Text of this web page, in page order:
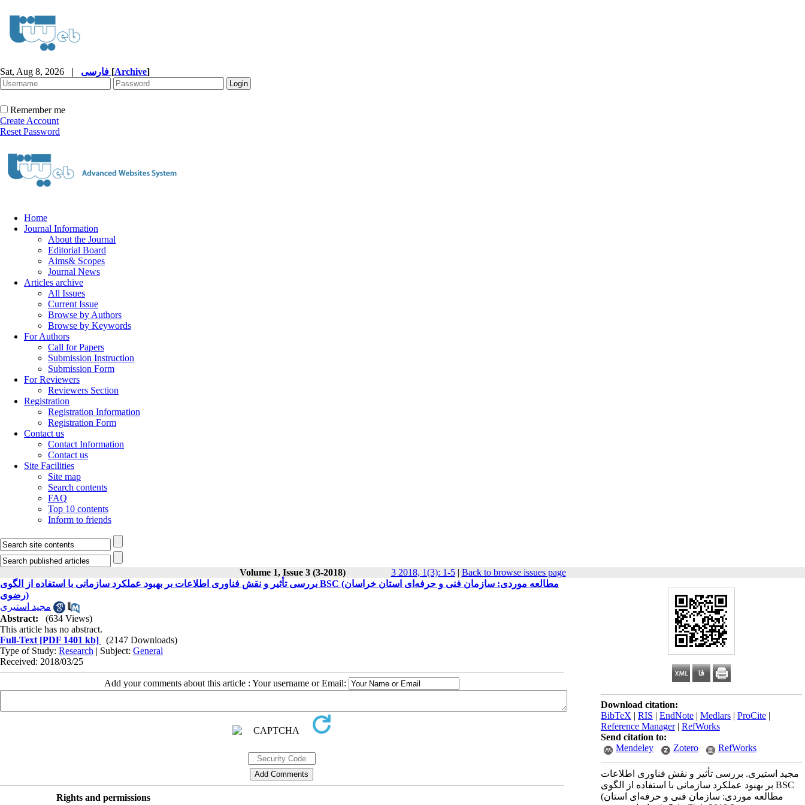
Sat, Aug 8, 2026 | [Archive]
Remember me
Create Account
Reset Password
Home
Journal Information
About the Journal
Editorial Board
Aims& Scopes
Journal News
Articles archive
All Issues
Current Issue
Browse by Authors
Browse by Keywords
For Authors
Call for Papers
Submission Instruction
Submission Form
For Reviewers
Reviewers Section
Registration
Registration Information
Registration Form
Contact us
Contact Information
Contact us
Site Facilities
Site map
Search contents
FAQ
Top 10 contents
Inform to friends
Volume 1, Issue 3 (3-2018) 3 2018, 1(3): 1-5| Back to browse issues page
Download citation:
BibTeX | RIS | EndNote | Medlars | ProCite |
Reference Manager| RefWorks
Send citation to:
Mendeley
Zotero RefWorks
مجید استیری. بررسی تأثیر و نقش فناوری اطلاعات
بر بهبود عملکرد سازمانی با استفاده از الگوی BSC
(مطالعه موردی: سازمان فنی و حرفه‌ای استان
بررسی تأثیر و نقش فناوری اطلاعات بر بهبود عملکرد سازمانی با استفاده از الگوی BSC (مطالعه موردی: سازمان فنی و حرفه‌ای استان خراسان
رضوی)
مجید استیری
Abstract:
(634 Views)
This article has no abstract.
Full-Text [PDF 1401 kb]
(2147 Downloads)
Type of Study: Research | Subject: General
Received: 2018/03/25
Add your comments about this article : Your username or Email:
Rights and permissions